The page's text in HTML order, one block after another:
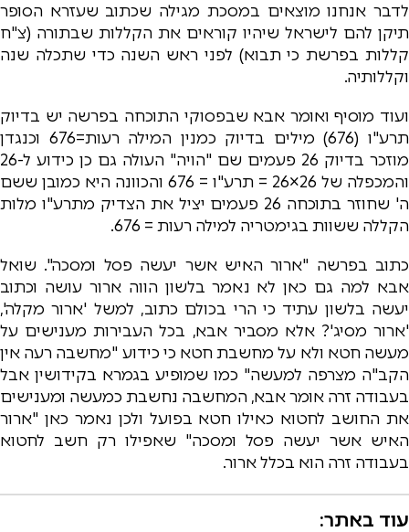
לדבר אנחנו מוצאים במסכת מגילה שכתוב שעזרא הסופר
תיקן להם לישראל שיהיו קוראים את הקללות שבתורה (צ"ח
קללות בפרשת כי תבוא) לפני ראש השנה כדי שתכלה שנה
וקללותיה.
ועוד מוסיף ואומר אבא שבפסוקי התוכחה בפרשה יש בדיוק
תרע"ו (676) מילים בדיוק כמנין המילה רעות=676 וכנגדן
מוזכר בדיוק 26 פעמים שם "הויה" העולה גם כן כידוע ל-26
והמכפלה של 26×26 = תרע"ו = 676 והכוונה היא כמובן ששם
ה' שחוזר בתוכחה 26 פעמים יציל את הצדיק מתרע"ו מלות
הקללה ששוות בגימטריה למילה רעות = 676.
כתוב בפרשה "ארור האיש אשר יעשה פסל ומסכה". שואל
אבא למה גם כאן לא נאמר בלשון הווה ארור עושה וכתוב
יעשה בלשון עתיד כי הרי בכולם כתוב, למשל 'ארור מקלה',
'ארור מסיג'? אלא מסביר אבא, בכל העבירות מענישים על
מעשה חטא ולא על מחשבת חטא כי כידוע "מחשבה רעה אין
הקב"ה מצרפה למעשה" כמו שמופיע בגמרא בקידושין אבל
בעבודה זרה אומר אבא, המחשבה נחשבת כמעשה ומענישים
את החושב לחטוא כאילו חטא בפועל ולכן נאמר כאן "ארור
האיש אשר יעשה פסל ומסכה" שאפילו רק חשב לחטוא
בעבודה זרה הוא בכלל ארור.
עוד באתר: